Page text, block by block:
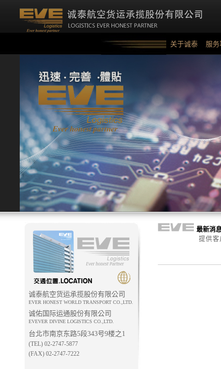
关于诚泰 服
诚泰航空货运承揽股份有限公司
EVER HONEST WORLD TRANSPORT CO.,LTD.
诚佑国际运通股份有限公司
EVEVER DIVINE LOGISTICS CO.,LTD.
台北市南京东路5段343号9楼之1
(TEL) 02-2747-5877
(FAX) 02-2747-7222
最新消
提供